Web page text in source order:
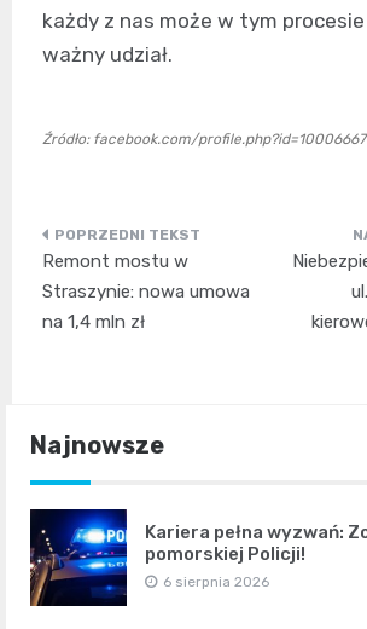
każdy z nas może w tym
ważny udział.
Źródło: facebook.com/
Nawigacja
wpisu
Remont mostu w
Straszynie: nowa umowa
na 1,4 mln zł
Najnowsze
Kariera pełna wyzwań:
pomorskiej Policji!
6 sierpnia 2026